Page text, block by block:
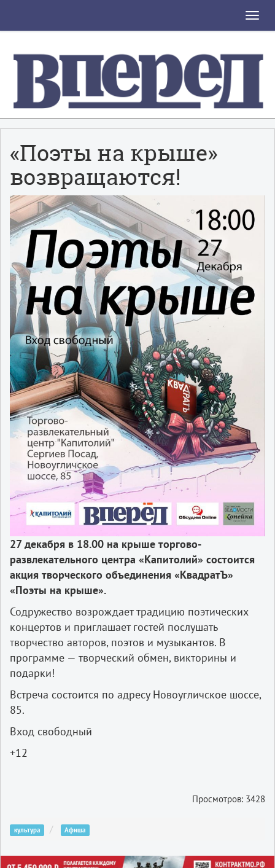
Toggle
«Поэты на крыше»
возвращаются!
27 декабря в 18.00 на крыше торгово-
развлекательного центра «Капитолий» состоится
акция творческого объединения «КвадратЪ»
«Поэты на крыше».
Содружество возрождает традицию поэтических
концертов и приглашает гостей послушать
творчество авторов, поэтов и музыкантов. В
программе — творческий обмен, викторины и
подарки!
Встреча состоится по адресу Новоугличское шоссе,
85.
Вход свободный
+12
Просмотров: 3428
культура Афиша